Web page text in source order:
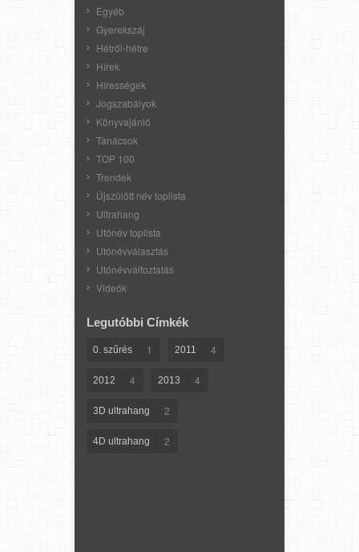
Egyéb
Gyerekszáj
Hétről-hétre
Hírek
Hírességek
Jogszabályok
Könyvajánló
Tanácsok
TOP 100
Trendek
Újszülött név toplista
Ultrahang
Utónév toplista
Utónévválasztás
Utónévváltoztatás
Videók
Legutóbbi Címkék
0. szűrés 1 2011 4
2012 4 2013 4
3D ultrahang 2
4D ultrahang 2